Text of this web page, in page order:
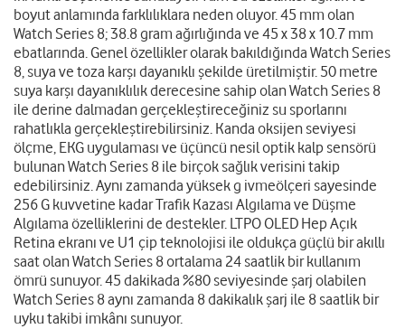
boyut anlamında farklılıklara neden oluyor. 45 mm olan
Watch Series 8; 38.8 gram ağırlığında ve 45 x 38 x 10.7 mm
ebatlarında. Genel özellikler olarak bakıldığında Watch Series
8, suya ve toza karşı dayanıklı şekilde üretilmiştir. 50 metre
suya karşı dayanıklılık derecesine sahip olan Watch Series 8
ile derine dalmadan gerçekleştireceğiniz su sporlarını
rahatlıkla gerçekleştirebilirsiniz. Kanda oksijen seviyesi
ölçme, EKG uygulaması ve üçüncü nesil optik kalp sensörü
bulunan Watch Series 8 ile birçok sağlık verisini takip
edebilirsiniz. Aynı zamanda yüksek g ivmeölçeri sayesinde
256 G kuvvetine kadar Trafik Kazası Algılama ve Düşme
Algılama özelliklerini de destekler. LTPO OLED Hep Açık
Retina ekranı ve U1 çip teknolojisi ile oldukça güçlü bir akıllı
saat olan Watch Series 8 ortalama 24 saatlik bir kullanım
ömrü sunuyor. 45 dakikada %80 seviyesinde şarj olabilen
Watch Series 8 aynı zamanda 8 dakikalık şarj ile 8 saatlik bir
uyku takibi imkânı sunuyor.